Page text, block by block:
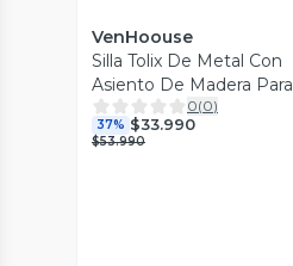
VenHoouse
Silla Tolix De Metal Con
Asiento De Madera Para
Comedor Negra
0(0)
37% $33.990
$53.990